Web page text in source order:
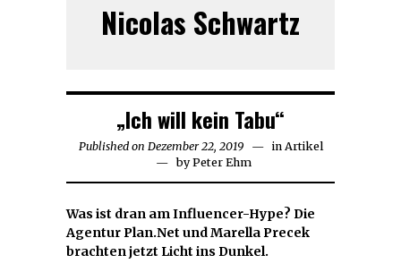
Nicolas Schwartz
„Ich will kein Tabu“
Published on Dezember 22, 2019Januar
8,
2020
in Artikel
byPeter Ehm
Was ist dran am Influencer-Hype? Die
Agentur Plan.Net und Marella Precek
brachten jetzt Licht ins Dunkel.